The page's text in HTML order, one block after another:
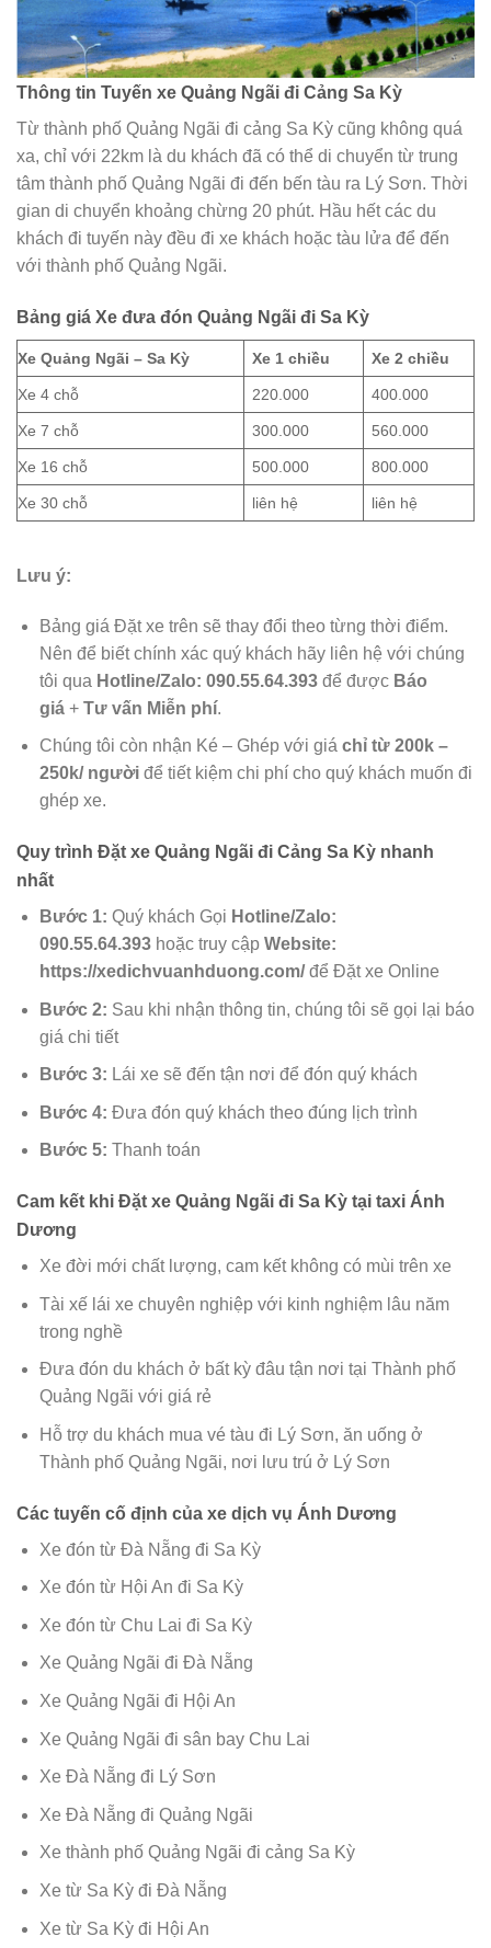
Thông tin Tuyến xe Quảng Ngãi đi Cảng Sa Kỳ
Từ thành phố Quảng Ngãi đi cảng Sa Kỳ cũng không quá
xa, chỉ với 22km là du khách đã có thể di chuyển từ trung
tâm thành phố Quảng Ngãi đi đến bến tàu ra Lý Sơn. Thời
gian di chuyển khoảng chừng 20 phút. Hầu hết các du
khách đi tuyến này đều đi xe khách hoặc tàu lửa để đến
với thành phố Quảng Ngãi.
Bảng giá Xe đưa đón Quảng Ngãi đi Sa Kỳ
Xe Quảng Ngãi – Sa Kỳ Xe 1 chiều Xe 2 chiều
Xe 4 chỗ 220.000 400.000
Xe 7 chỗ 300.000 560.000
Xe 16 chỗ 500.000 800.000
Xe 30 chỗ liên hệ liên hệ
Lưu ý:
Bảng giá Đặt xe trên sẽ thay đổi theo từng thời điểm.
Nên để biết chính xác quý khách hãy liên hệ với chúng
tôi qua Hotline/Zalo: 090.55.64.393để được Báo
giá+ Tư vấn Miễn phí.
Chúng tôi còn nhận Ké – Ghép với giá chỉ từ 200k –
250k/ ngườiđể tiết kiệm chi phí cho quý khách muốn đi
ghép xe.
Quy trình Đặt xe Quảng Ngãi đi Cảng Sa Kỳ nhanh
nhất
Bước 1: Quý khách Gọi Hotline/Zalo:
090.55.64.393hoặc truy cập Website:
https://xedichvuanhduong.com/để Đặt xe Online
Bước 2: Sau khi nhận thông tin, chúng tôi sẽ gọi lại báo
giá chi tiết
Bước 3: Lái xe sẽ đến tận nơi để đón quý khách
Bước 4: Đưa đón quý khách theo đúng lịch trình
Bước 5: Thanh toán
Cam kết khi Đặt xe Quảng Ngãi đi Sa Kỳ tại taxi Ánh
Dương
Xe đời mới chất lượng, cam kết không có mùi trên xe
Tài xế lái xe chuyên nghiệp với kinh nghiệm lâu năm
trong nghề
Đưa đón du khách ở bất kỳ đâu tận nơi tại Thành phố
Quảng Ngãi với giá rẻ
Hỗ trợ du khách mua vé tàu đi Lý Sơn, ăn uống ở
Thành phố Quảng Ngãi, nơi lưu trú ở Lý Sơn
Các tuyến cố định của xe dịch vụ Ánh Dương
Xe đón từ Đà Nẵng đi Sa Kỳ
Xe đón từ Hội An đi Sa Kỳ
Xe đón từ Chu Lai đi Sa Kỳ
Xe Quảng Ngãi đi Đà Nẵng
Xe Quảng Ngãi đi Hội An
Xe Quảng Ngãi đi sân bay Chu Lai
Xe Đà Nẵng đi Lý Sơn
Xe Đà Nẵng đi Quảng Ngãi
Xe thành phố Quảng Ngãi đi cảng Sa Kỳ
Xe từ Sa Kỳ đi Đà Nẵng
Xe từ Sa Kỳ đi Hội An